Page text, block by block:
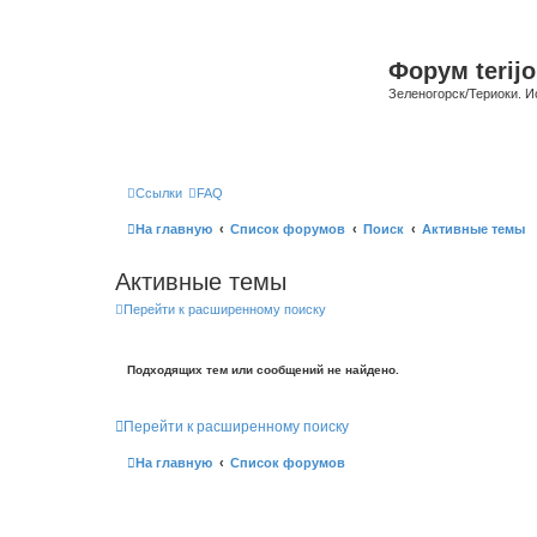
Форум
Зеленогорск/Териоки.
Ссылки FAQ
На главную Список форумов Поиск Активные темы
Активные темы
Перейти к расширенному поиску
Подходящих тем или сообщений не найдено.
Перейти к расширенному поиску
На главную Список форумов